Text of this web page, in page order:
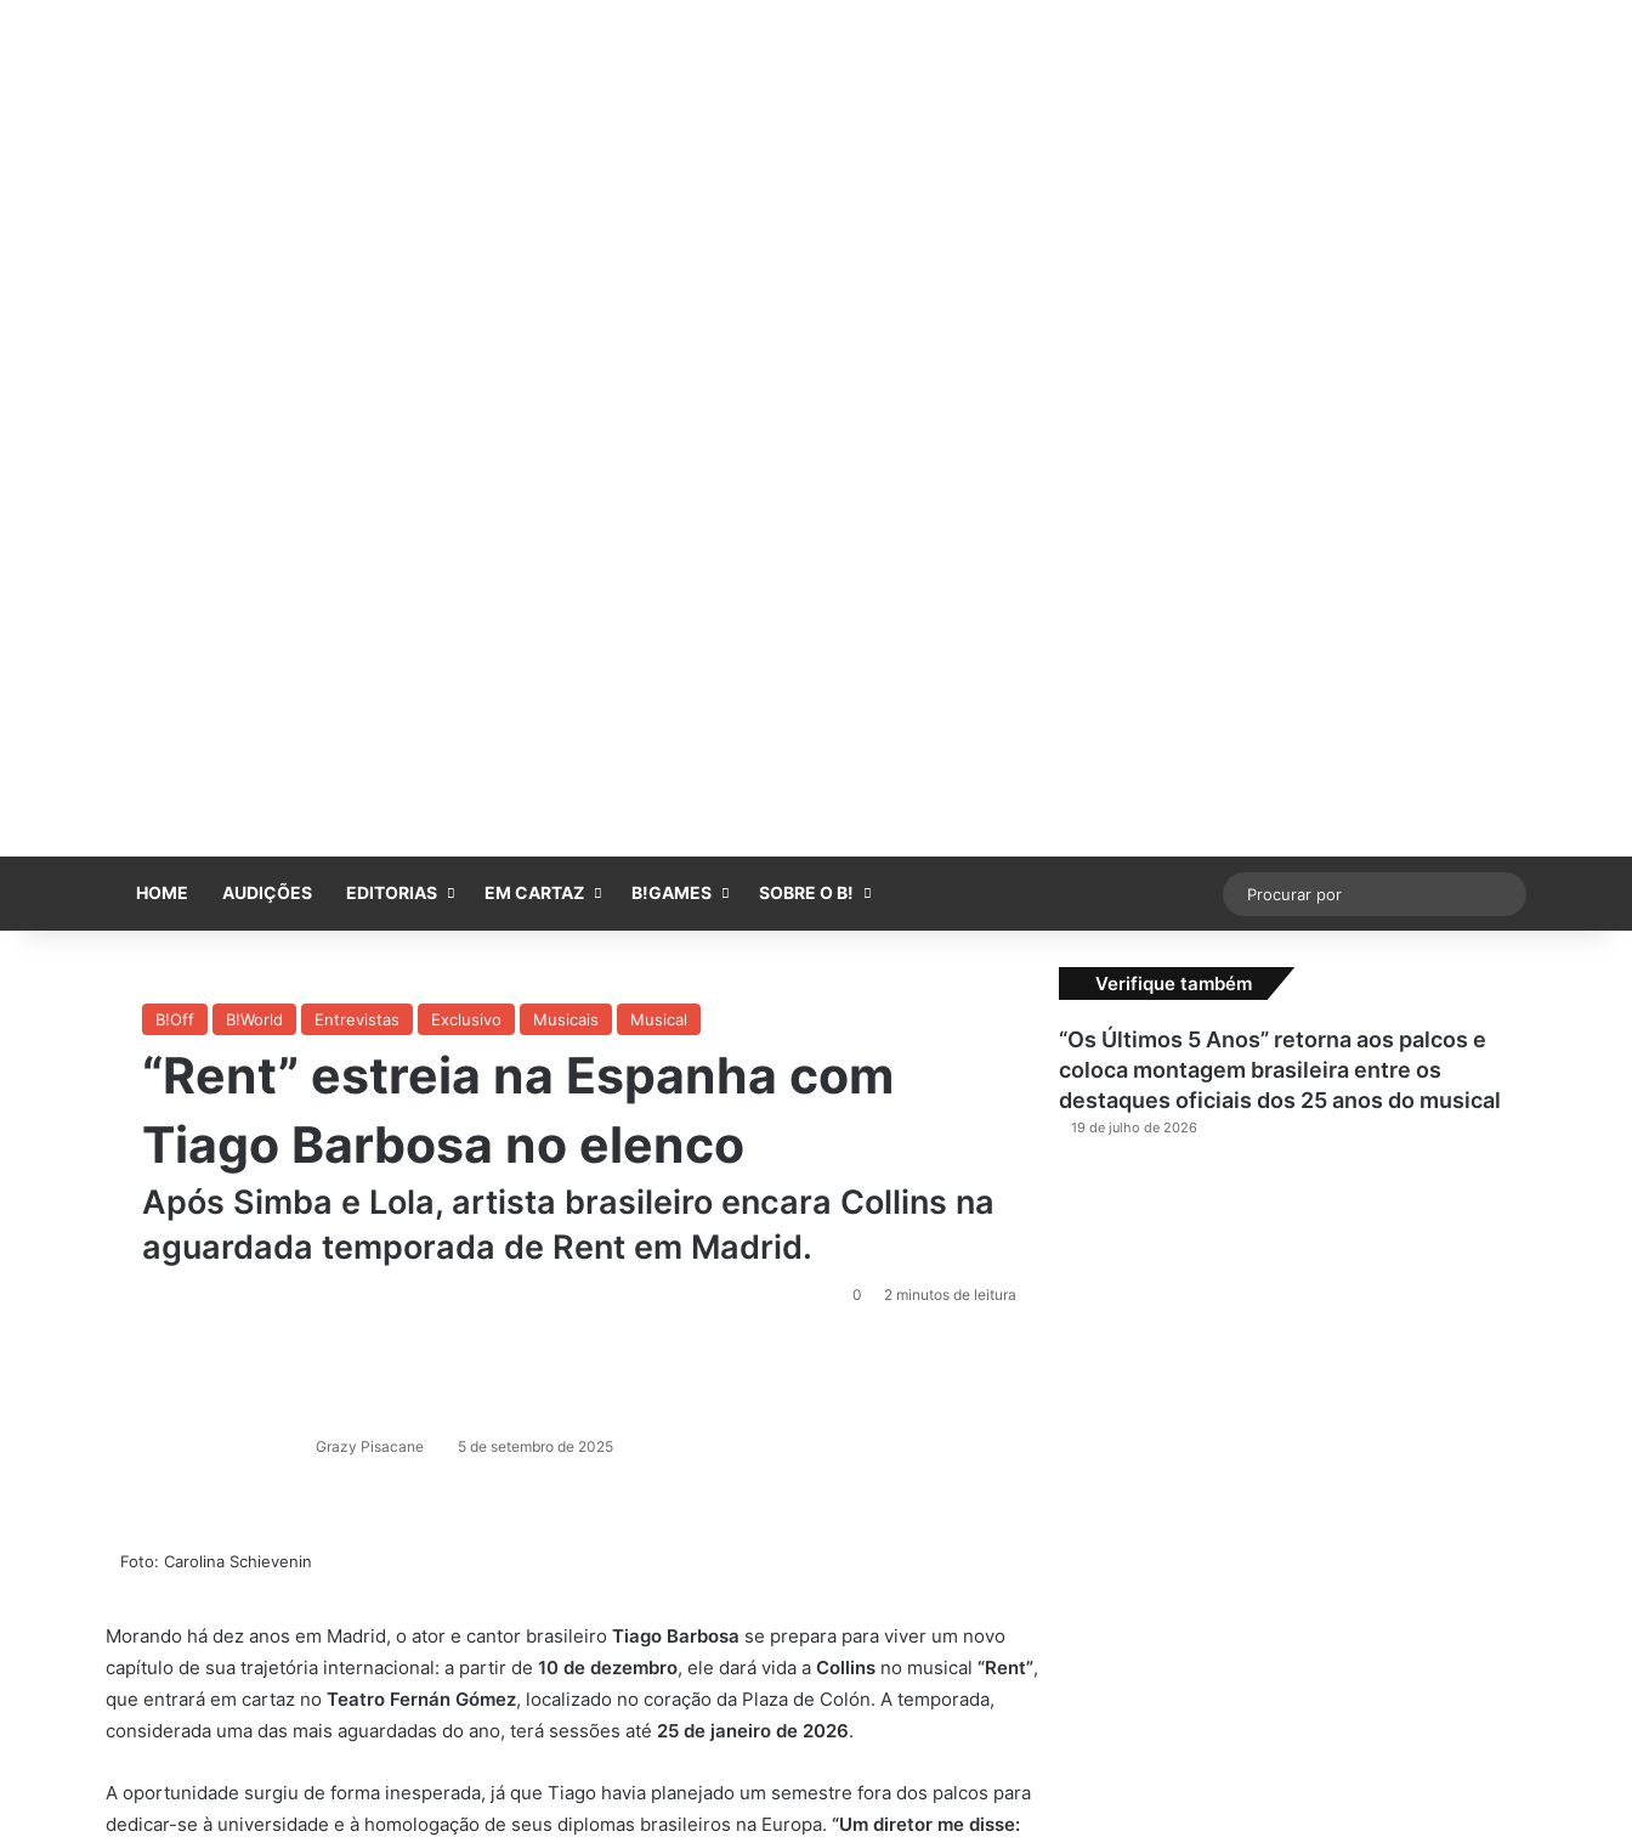
HOME AUDIÇÕES EDITORIAS EM CARTAZ B!GAMES SOBRE O B! Instagram
Switch skin
por
B!Off B!World Entrevistas Exclusivo Musicais Musical
“Rent” estreia na Espanha com
Tiago Barbosa no elenco
Após Simba e Lola, artista brasileiro encara Collins na
aguardada temporada de Rent em Madrid.
Grazy Pisacane 5 de setembro de 2025
0 2 minutos de leitura
​Foto: Carolina Schievenin
Morando há dez anos em Madrid, o ator e cantor brasileiro Tiago Barbosa se prepara para viver um novo
capítulo de sua trajetória internacional: a partir de 10 de dezembro, ele dará vida a Collins no musical “Rent”,
que entrará em cartaz no Teatro Fernán Gómez, localizado no coração da Plaza de Colón. A temporada,
considerada uma das mais aguardadas do ano, terá sessões até 25 de janeiro de 2026.
A oportunidade surgiu de forma inesperada, já que Tiago havia planejado um semestre fora dos palcos para
dedicar-se à universidade e à homologação de seus diplomas brasileiros na Europa. “Um diretor me disse:
Verifique também
“Os Últimos 5 Anos” retorna aos palcos e
coloca montagem brasileira entre os
destaques oficiais dos 25 anos do musical
19 de julho de 2026